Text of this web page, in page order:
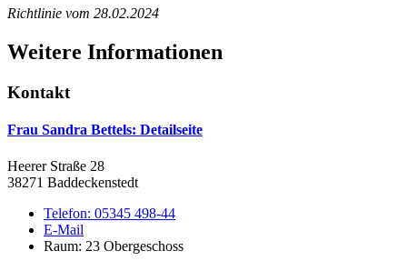
Richtlinie vom 28.02.2024
Weitere Informationen
Kontakt
Frau Sandra Bettels: Detailseite
Heerer Straße 28
38271 Baddeckenstedt
Telefon: 05345 498-44
E-Mail
Raum: 23 Obergeschoss